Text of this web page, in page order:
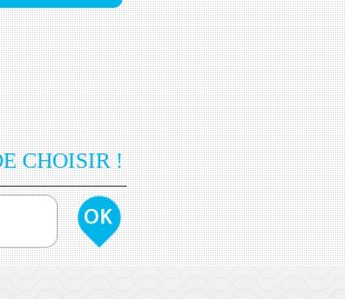
CHOISIR !